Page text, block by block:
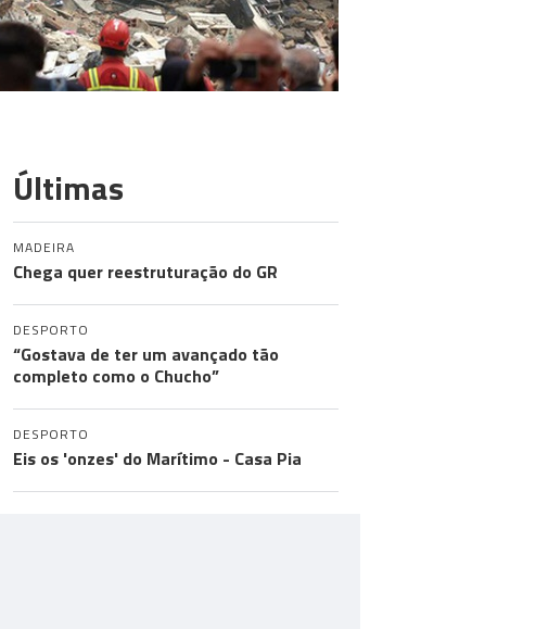
Últimas
MADEIRA
Chega quer reestruturação do GR
DESPORTO
“Gostava de ter um avançado tão
completo como o Chucho”
DESPORTO
Eis os 'onzes' do Marítimo - Casa Pia